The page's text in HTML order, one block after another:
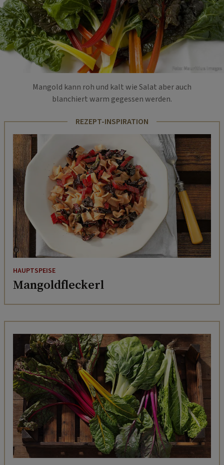
Foto: Mauritius Images
Mangold kann roh und kalt wie Salat aber auch
blanchiert warm gegessen werden.
REZEPT-INSPIRATION
HAUPTSPEISE
Mangoldfleckerl